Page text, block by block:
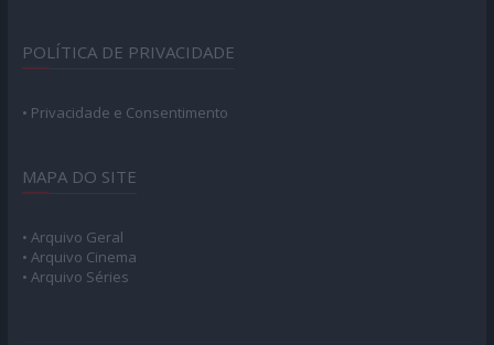
POLÍTICA DE PRIVACIDADE
• Privacidade e Consentimento
MAPA DO SITE
• Arquivo Geral
• Arquivo Cinema
• Arquivo Séries